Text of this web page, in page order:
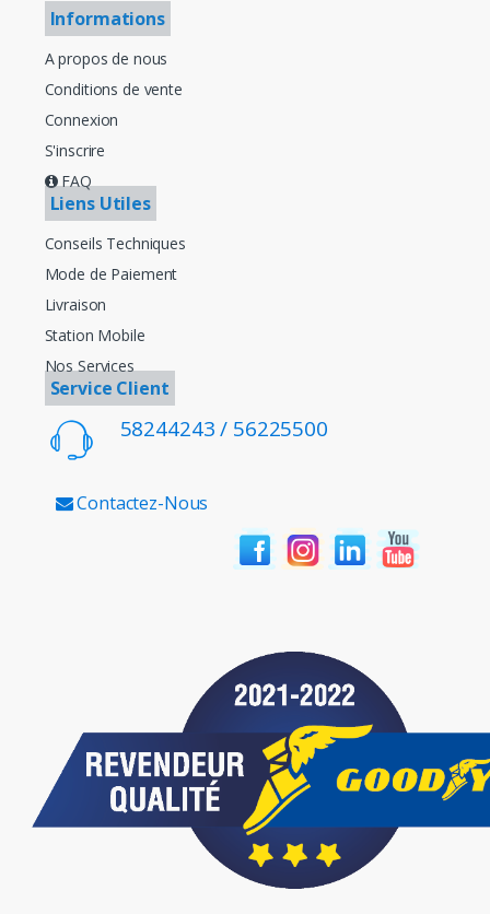
Informations
A propos de nous
Conditions de vente
Connexion
S'inscrire
FAQ
Liens Utiles
Conseils Techniques
Mode de Paiement
Livraison
Station Mobile
Nos Services
Service Client
58244243 / 56225500
Contactez-Nous